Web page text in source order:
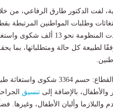
لفت الدكتور طارق الرفاعي، من
وطلبات المواطنين المرتبطة
واستغاثة خلال الشهر، وتم
لطبيعة كل حالة ومتطلباتها، بما
وتضمنت أبرز استجابات القطاع:
والأطفال، بالإضافة إلى تنسيق